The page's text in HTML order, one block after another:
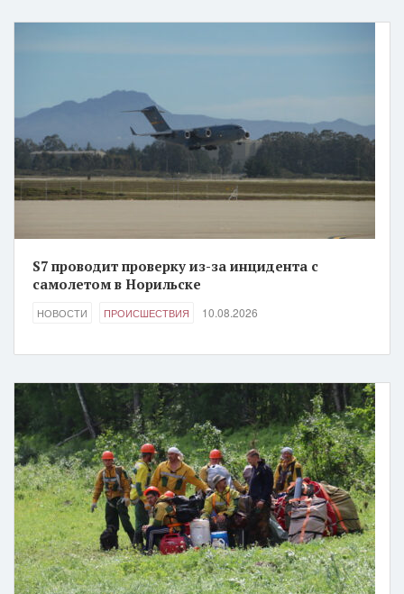
S7 проводит проверку из-за инцидента с
самолетом в Норильске
НОВОСТИ ПРОИСШЕСТВИЯ 10.08.2026